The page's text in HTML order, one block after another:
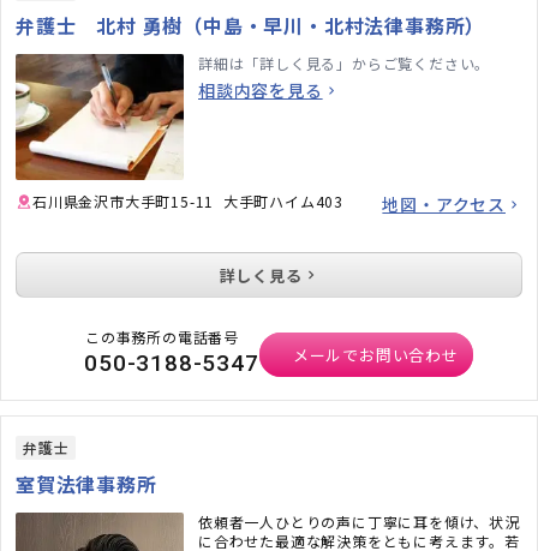
弁護士 北村 勇樹（中島・早川・北村法律事務所）
詳細は「詳しく見る」からご覧ください。
相談内容を見る
石川県金沢市大手町15-11 大手町ハイム403 地図・アクセス
詳しく見る
この事務所の電話番号
050-3188-5347 メールでお問い合わせ
弁護士
室賀法律事務所
依頼者一人ひとりの声に丁寧に耳を傾け、状況
に合わせた最適な解決策をともに考えます。若